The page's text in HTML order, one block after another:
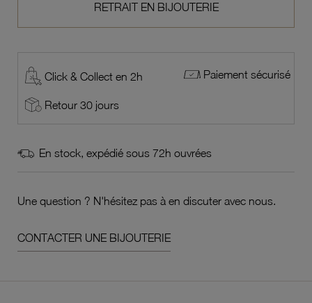
RETRAIT EN BIJOUTERIE
Click & Collect en 2h Paiement sécurisé
Retour 30 jours
En stock, expédié sous 72h ouvrées
Une question ? N'hésitez pas à en discuter avec nous.
CONTACTER UNE BIJOUTERIE